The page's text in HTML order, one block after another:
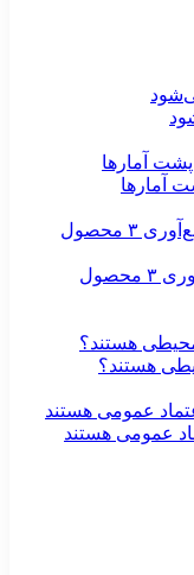
آمارها
دستور سازمان غذا و دارو برای جمع‌آوری ۳ محصول
هستند؟
عمومی هستند